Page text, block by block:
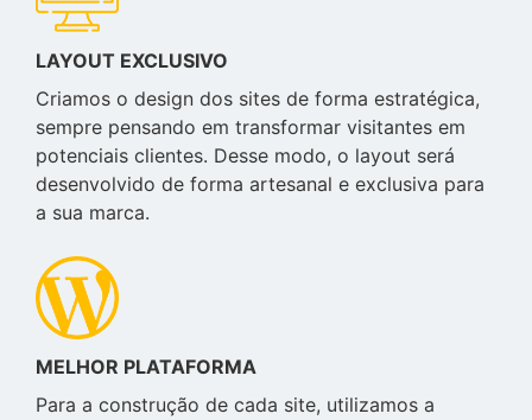
LAYOUT EXCLUSIVO
Criamos o design dos sites de forma estratégica,
sempre pensando em transformar visitantes em
potenciais clientes. Desse modo, o layout será
desenvolvido de forma artesanal e exclusiva para
a sua marca.
MELHOR PLATAFORMA
Para a construção de cada site, utilizamos a